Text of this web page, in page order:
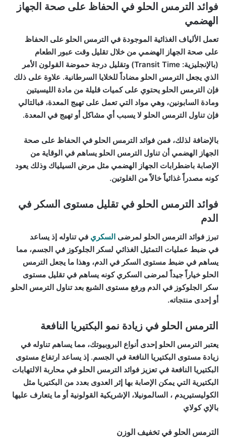
فوائد الترمس الحلو في الحفاظ على صحة الجهاز
الهضمي
تعمل الألياف الغذائية الموجودة في الترمس الحلو على الحفاظ
على صحة الجهاز الهضمي من خلال تقليل وقت عبور الطعام
(بالإنجليزية: Transit Time) وتقليل درجة حموضة القولون الأمر
الذي يجعل الترمس الحلو مضاداً للخلايا السرطانية. علاوة على ذلك
فإن الترمس الحلو يحتوي على كميات قليلة من مادة الليسيتين
ومادة السابونين، وهي مواد التي تعمل على تهيج المعدة، فبالتالي
فإن تناول الترمس الحلو لا يسبب أي مشاكل أو تهيج في المعدة.
بالإضافة لذلك، فمن فوائد الترمس الحلو في الحفاظ على صحة
الجهاز الهضمي أن تناول الترمس الحلو يساهم في الوقاية من
الإصابة باضطرابات الجهاز الهضمي مثل مرض السيلياك وذلك يعود
كونه مصدراً غذائياً خالاً من الغلوتين.
فوائد الترمس الحلو في تقليل مستوى السكر في
الدم
تبرز فوائد الترمس الحلو لمرضى السكري في تناوله إذ يساعد
في ضبط عمليات التمثيل الغذائي لسكر الجلوكوز في الجسم، مما
يساهم في ضبط مستوى السكر في الدم، وهذا ما يجعل الترمس
الحلو خياراً جيداً لمرضى السكري كونه يساهم في تقليل مستوى
سكر الجلوكوز في الدم ورفع مستوى الشبع بعد تناول الترمس الحلو
أو إحدى منتجاته.
الترمس الحلو في زيادة نمو البكتيريا النافعة
يعتبر الترمس الحلو إحدى أنواع البروبيوتك، مما يساهم تناوله في
زيادة مستوى البكتيريا النافعة في الجسم. إذ يساعد ارتفاع مستوى
البكتيريا النافعة في تعزيز فوائد الترمس الحلو في محاربة الالتهابات
البكتيرية التي يمكن الإصابة بها إثر العدوى بعدد من البكتيريا مثل
الكوليستيريدم ، السالمونيلا، الإشريكية القولونية أو ما يتعارف عليها
بالإي كولاي
الترمس الحلو في تخفيف الوزن